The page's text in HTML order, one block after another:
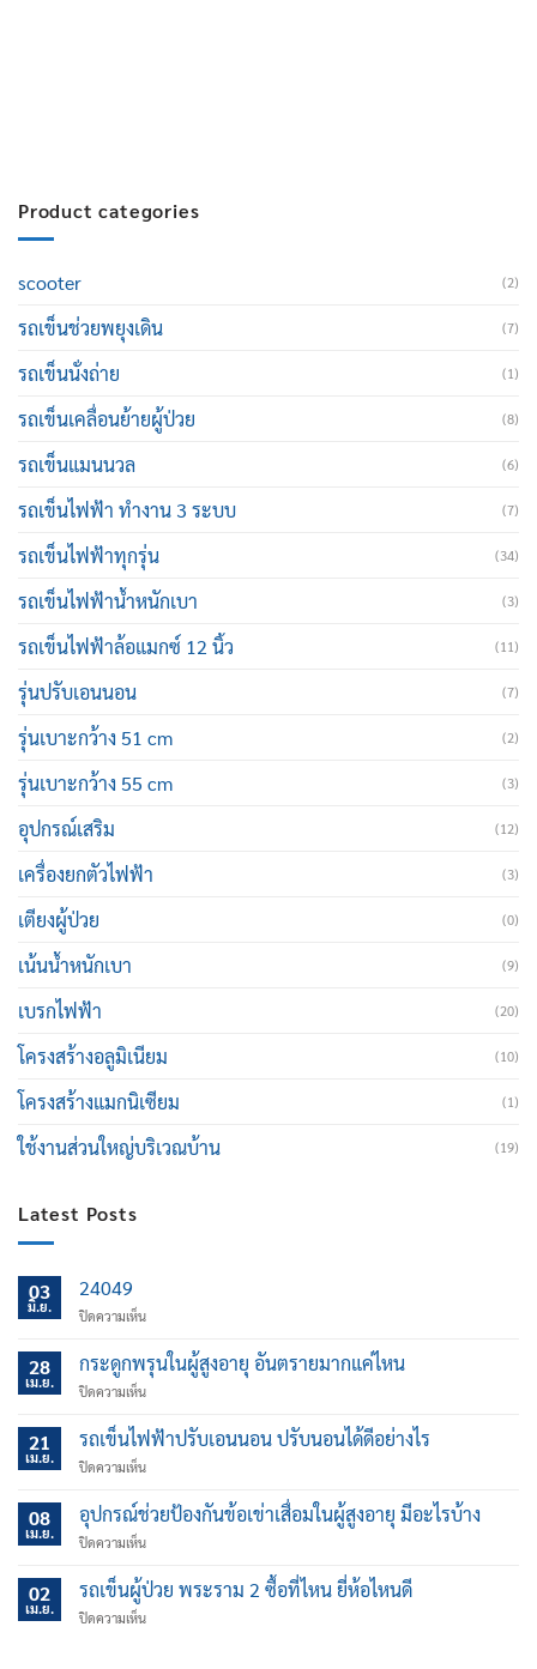
Product categories
scooter (2)
รถเข็นช่วยพยุงเดิน (7)
รถเข็นนั่งถ่าย (1)
รถเข็นเคลื่อนย้ายผู้ป่วย (8)
รถเข็นแมนนวล (6)
รถเข็นไฟฟ้า ทำงาน 3 ระบบ (7)
รถเข็นไฟฟ้าทุกรุ่น (34)
รถเข็นไฟฟ้าน้ำหนักเบา (3)
รถเข็นไฟฟ้าล้อแมกซ์ 12 นิ้ว (11)
รุ่นปรับเอนนอน (7)
รุ่นเบาะกว้าง 51 cm (2)
รุ่นเบาะกว้าง 55 cm (3)
อุปกรณ์เสริม (12)
เครื่องยกตัวไฟฟ้า (3)
เตียงผู้ป่วย (0)
เน้นน้ำหนักเบา (9)
เบรกไฟฟ้า (20)
โครงสร้างอลูมิเนียม (10)
โครงสร้างแมกนิเซียม (1)
ใช้งานส่วนใหญ่บริเวณบ้าน (19)
Latest Posts
03
มิ.ย.
24049
ปิดความเห็นบน
28
เม.ย.
กระดูกพรุนในผู้สูงอายุ อันตรายมากแค่ไหน
ปิดความเห็นบน
พรุน
ใน
ผู้
อายุ
มาก
ไหน
21
เม.ย.
รถเข็นไฟฟ้าปรับเอนนอน ปรับนอนได้ดีอย่างไร
ปิดความเห็นบน
เข็น
ไฟฟ้า
ปรับ
นอน
นอน
08
เม.ย.
อุปกรณ์ช่วยป้องกันข้อเข่าเสื่อมในผู้สูงอายุ มีอะไรบ้าง
ปิดความเห็นบน
ช่วย
ป้องกัน
ข้อ
02
เม.ย.
รถเข็นผู้ป่วย พระราม 2 ซื้อที่ไหน ยี่ห้อไหนดี
ปิดความเห็นบน